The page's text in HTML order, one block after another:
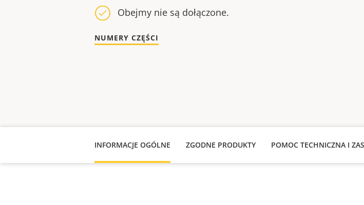
Obejmy nie są dołączone.
NUMERY CZĘŚCI
INFORMACJE OGÓLNE ZGODNE PRODUKTY POMOC TECHNICZNA I